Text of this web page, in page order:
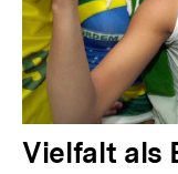
Vielfalt als